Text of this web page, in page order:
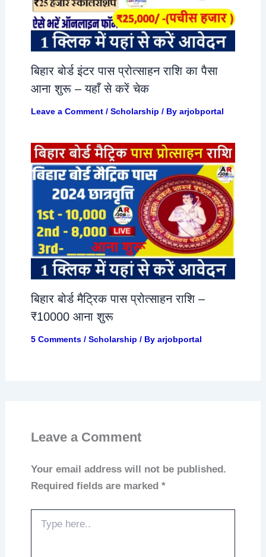
बिहार बोर्ड इंटर पास प्रोत्साहन राशि का पैसा
आना शुरू – यहाँ से करें चेक
Leave a Comment / Scholarship / By arjobportal
बिहार बोर्ड मैट्रिक पास प्रोत्साहन राशि –
₹10000 आना शुरू
5 Comments / Scholarship / By arjobportal
Leave a Comment
Your email address will not be published.
Required fields are marked *
here..